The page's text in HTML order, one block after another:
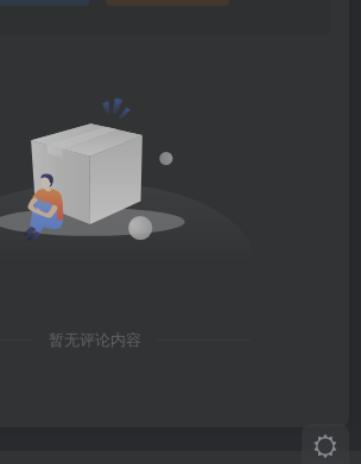
暂无评论内容